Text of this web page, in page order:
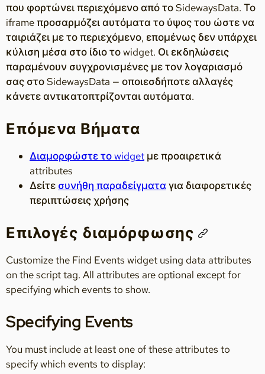
που φορτώνει περιεχόμενο από το SidewaysData. Το
iframe προσαρμόζει αυτόματα το ύψος του ώστε να
ταιριάζει με το περιεχόμενο, επομένως δεν υπάρχει
κύλιση μέσα στο ίδιο το widget. Οι εκδηλώσεις
παραμένουν συγχρονισμένες με τον λογαριασμό
σας στο SidewaysData — οποιεσδήποτε αλλαγές
κάνετε αντικατοπτρίζονται αυτόματα.
Επόμενα Βήματα
Διαμορφώστε το widget με προαιρετικά
attributes
Δείτε συνήθη παραδείγματα για διαφορετικές
περιπτώσεις χρήσης
Επιλογές διαμόρφωσης
Customize the Find Events widget using data attributes
on the script tag. All attributes are optional except for
specifying which events to show.
Specifying Events
You must include at least one of these attributes to
specify which events to display: